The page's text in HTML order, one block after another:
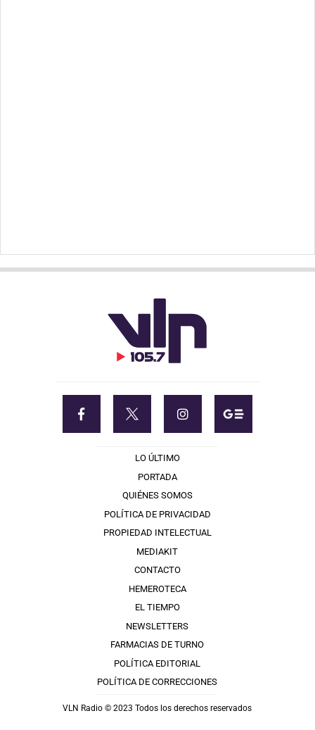
LO ÚLTIMO
PORTADA
QUIÉNES SOMOS
POLÍTICA DE PRIVACIDAD
PROPIEDAD INTELECTUAL
MEDIAKIT
CONTACTO
HEMEROTECA
EL TIEMPO
NEWSLETTERS
FARMACIAS DE TURNO
POLÍTICA EDITORIAL
POLÍTICA DE CORRECCIONES
VLN Radio © 2023 Todos los derechos reservados